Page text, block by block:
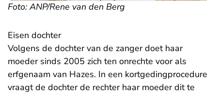
Foto: ANP/Rene van den Berg
Eisen dochter
Volgens de dochter van de zanger doet haar
moeder sinds 2005 zich ten onrechte voor als
erfgenaam van Hazes. In een kortgedingprocedure
vraagt de dochter de rechter haar moeder dit te